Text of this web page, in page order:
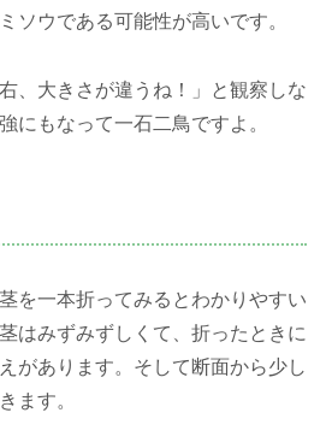
ソウである可能性が高いです。
、大きさが違うね！」と観察しな
にもなって一石二鳥ですよ。
を一本折ってみるとわかりやすい
はみずみずしくて、折ったときに
があります。そして断面から少し
ます。